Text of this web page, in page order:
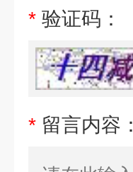
* 验证码：
* 留言内容：